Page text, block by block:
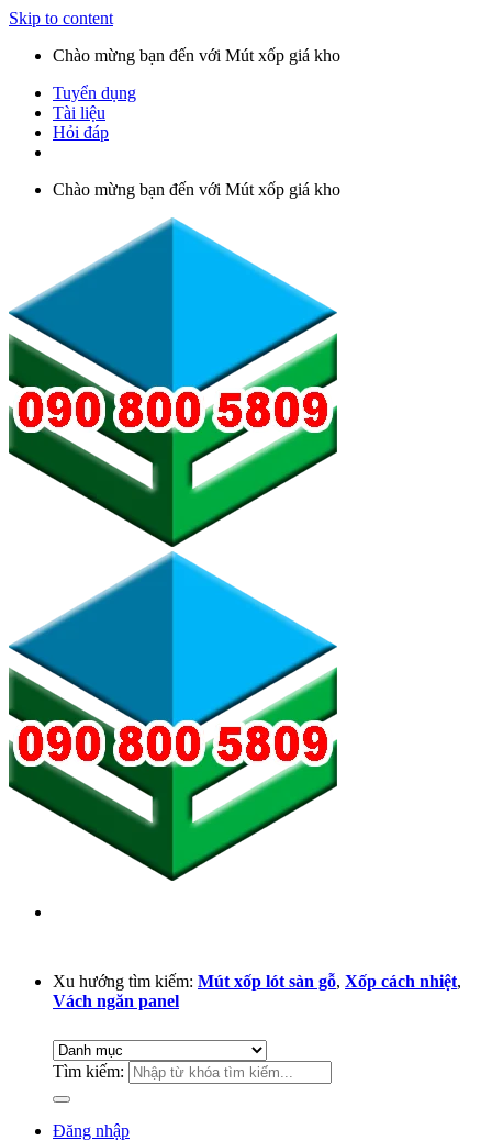
Skip to content
Chào mừng bạn đến với Mút xốp giá kho
Tuyển dụng
Tài liệu
Hỏi đáp
Chào mừng bạn đến với Mút xốp giá kho
Xu hướng tìm kiếm: Mút xốp lót sàn gỗ, Xốp cách nhiệt,
Vách ngăn panel
Tìm kiếm:
Đăng nhập